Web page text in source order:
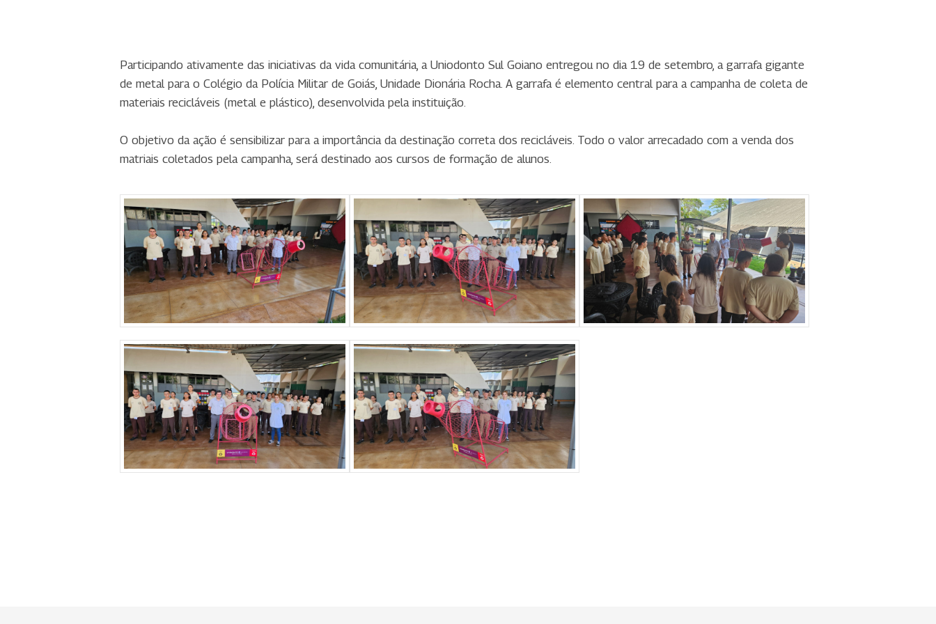
Participando ativamente das iniciativas da vida comunitária, a Uniodonto Sul Goiano entregou no dia 19 de setembro, a garrafa gigante
de metal para o Colégio da Polícia Militar de Goiás, Unidade Dionária Rocha. A garrafa é elemento central para a campanha de coleta de
materiais recicláveis (metal e plástico), desenvolvida pela instituição.
O objetivo da ação é sensibilizar para a importância da destinação correta dos recicláveis. Todo o valor arrecadado com a venda dos
matriais coletados pela campanha, será destinado aos cursos de formação de alunos.